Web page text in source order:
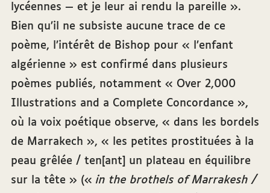
lycéennes — et je leur ai rendu la pareille ».
Bien qu’il ne subsiste aucune trace de ce
poème, l’intérêt de Bishop pour « l’enfant
algérienne » est confirmé dans plusieurs
poèmes publiés, notamment « Over 2,000
Illustrations and a Complete Concordance »,
où la voix poétique observe, « dans les bordels
de Marrakech », « les petites prostituées à la
peau grêlée / ten[ant] un plateau en équilibre
sur la tête » (« in the brothels of Marrakesh /